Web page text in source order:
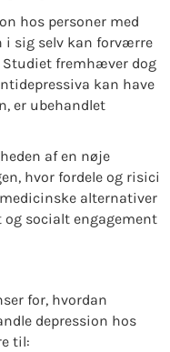
hos personer med
i sig selv kan forværre
fremhæver dog
kan have
er ubehandlet
af en nøje
hvor fordele og risici
alternativer
socialt engagement
for, hvordan
depression hos
til: